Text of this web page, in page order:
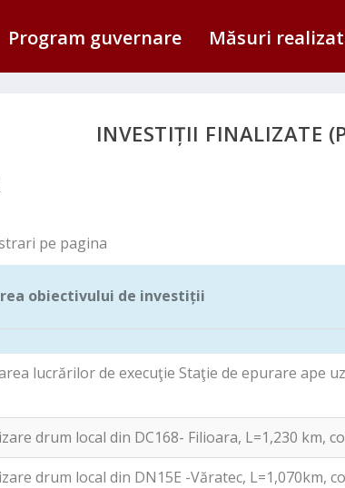
Program guvernare Măsuri
INVESTIȚII FINALIZATE
pe pagina
obiectivului de investiții
obiectivului de investiții
lucrărilor de execuţie Staţie de epurare ape
drum local din DC168- Filioara, L=1,230 km,
drum local din DN15E -Văratec, L=1,070km,